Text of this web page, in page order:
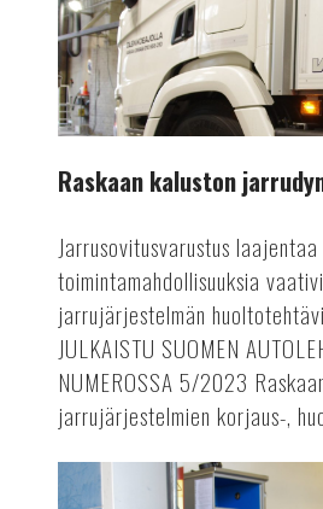
Raskaan kaluston
Jarrusovitusvarustus
toimintamahdollisuuksia
jarrujärjestelmän
JULKAISTU SUOMEN
NUMEROSSA 5/2023
jarrujärjestelmien korjaus-,
Dieselsavuanalysaattorit